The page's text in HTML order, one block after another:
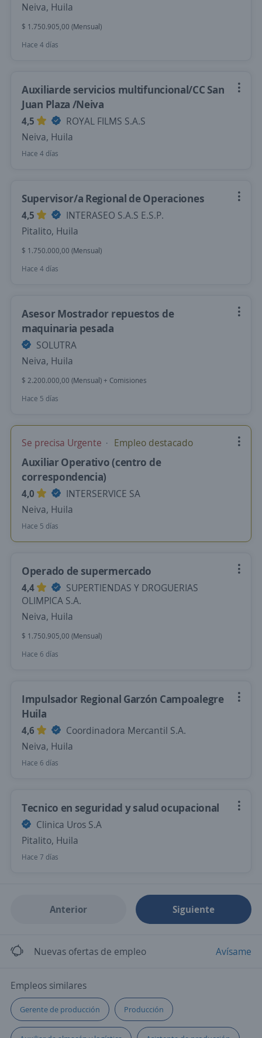
Neiva, Huila
$ 1.750.905,00 (Mensual)
Hace 4 días
Auxiliarde servicios multifuncional/CC San
Juan Plaza /Neiva
4,5
ROYAL FILMS S.A.S
Neiva, Huila
Hace 4 días
Supervisor/a Regional de Operaciones
4,5
INTERASEO S.A.S E.S.P.
Pitalito, Huila
$ 1.750.000,00 (Mensual)
Hace 4 días
Asesor Mostrador repuestos de
maquinaria pesada
SOLUTRA
Neiva, Huila
$ 2.200.000,00 (Mensual) + Comisiones
Hace 5 días
Se precisa Urgente Empleo destacado
Auxiliar Operativo (centro de
correspondencia)
4,0
INTERSERVICE SA
Neiva, Huila
Hace 5 días
Operado de supermercado
4,4
SUPERTIENDAS Y DROGUERIAS
OLIMPICA S.A.
Neiva, Huila
$ 1.750.905,00 (Mensual)
Hace 6 días
Impulsador Regional Garzón Campoalegre
Huila
4,6
Coordinadora Mercantil S.A.
Neiva, Huila
Hace 6 días
Tecnico en seguridad y salud ocupacional
Clinica Uros S.A
Pitalito, Huila
Hace 7 días
Anterior Siguiente
Nuevas ofertas de empleo Avísame
Empleos similares
Gerente de producción Producción